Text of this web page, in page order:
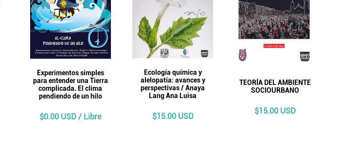
Experimentos simples
para entender una Tierra
complicada. El clima
pendiendo de un hilo
$0.00 USD / Libre
Ecología química y
alelopatía: avances y
perspectivas / Anaya
Lang Ana Luisa
$15.00 USD
TEORÍA DEL AMBIENTE
SOCIOURBANO
$15.00 USD